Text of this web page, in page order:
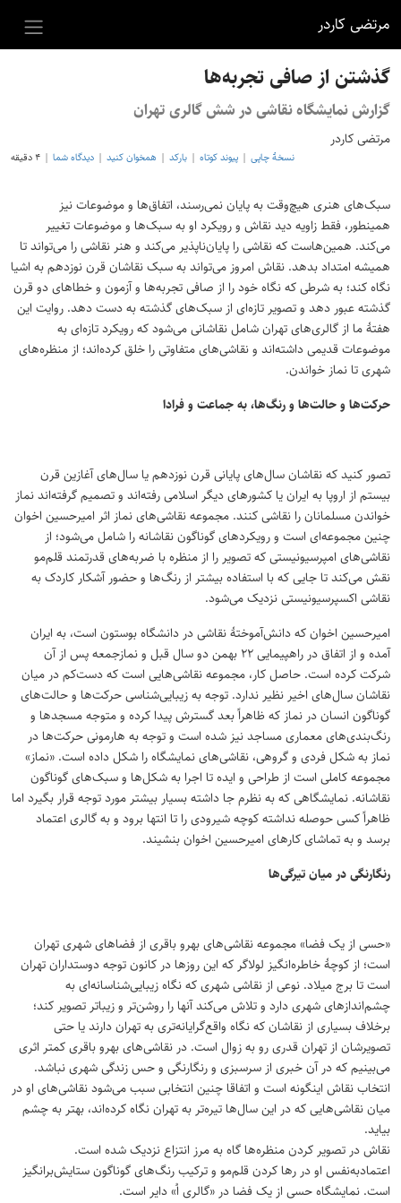
مرتضی کاردر
گذشتن از صافی تجربه‌ها
گزارش نمایشگاه نقاشی در شش گالری‌ تهران
مرتضی کاردر
نسخهٔ چاپی پیوند کوتاه بارکد همخوان کنید دیدگاه شما ۴ دقیقه
سبک‌های هنری هیچ‌وقت به پایان نمی‌رسند، اتفاق‌ها و موضوعات نیز
همینطور، فقط زاویه‌ دید نقاش و رویکرد او به سبک‌ها و موضوعات تغییر
می‌کند. همین‌هاست که نقاشی را پایان‌ناپذیر می‌کند و هنر نقاشی را می‌تواند تا
همیشه امتداد بدهد. نقاش امروز می‌تواند به سبک نقاشان قرن نوزدهم به اشیا
نگاه کند؛ به شرطی که نگاه خود را از صافی تجربه‌ها و آزمون و خطاهای دو قرن
گذشته عبور دهد و تصویر تازه‌ای از سبک‌های گذشته به‌ دست دهد. روایت این
هفتهٔ ما از گالری‌های تهران شامل نقاشانی می‌شود که رویکرد تازه‌ای به
موضوعات قدیمی داشته‌اند و نقاشی‌های متفاوتی را خلق کرده‌اند؛ از منظره‌های
شهری تا نماز خواندن.
حرکت‌ها و حالت‌ها و رنگ‌ها، به جماعت و فرادا
تصور کنید که نقاشان سال‌های پایانی قرن نوزدهم یا سال‌های آغازین قرن
بیستم از اروپا به ایران یا کشورهای دیگر اسلامی رفته‌اند و تصمیم گرفته‌اند نماز
خواندن مسلمانان را نقاشی کنند. مجموعه نقاشی‌های نماز اثر امیرحسین اخوان
چنین مجموعه‌ای است و رویکردهای گوناگون نقاشانه را شامل می‌شود؛ از
نقاشی‌های امپرسیونیستی که تصویر را از منظره با ضربه‌های قدرتمند قلم‌مو
نقش می‌کند تا جایی که با استفاده بیشتر از رنگ‌ها و حضور آشکار کاردک به
نقاشی اکسپرسیونیستی نزدیک می‌شود.
امیرحسین اخوان که دانش‌آموختهٔ نقاشی در دانشگاه بوستون است، به ایران
آمده و از اتفاق در راهپیمایی ۲۲ بهمن دو سال قبل و نمازجمعه پس از آن
شرکت کرده است. حاصل کار، مجموعه نقاشی‌هایی است که دست‌کم در میان
نقاشان سال‌های اخیر نظیر ندارد. توجه به زیبایی‌شناسی حرکت‌ها و حالت‌های
گوناگون انسان در نماز که ظاهراً بعد گسترش پیدا کرده و متوجه مسجدها و
رنگ‌بندی‌های معماری مساجد نیز شده است و توجه به هارمونی حرکت‌ها در
نماز به شکل فردی و گروهی، نقاشی‌های نمایشگاه را شکل داده است. «نماز»
مجموعه کاملی است از طراحی و ایده تا اجرا به شکل‌ها و سبک‌های گوناگون
نقاشانه. نمایشگاهی که به‌ نظرم جا داشته بسیار بیشتر مورد توجه قرار بگیرد اما
ظاهراً‌ کسی حوصله نداشته کوچه شیرودی را تا انتها برود و به گالری اعتماد
برسد و به تماشای کارهای امیرحسین اخوان بنشیند.
رنگارنگی در میان تیرگی‌ها
«حسی از یک فضا» مجموعه نقاشی‌های بهرو باقری از فضاهای شهری تهران
است؛ از کوچهٔ خاطره‌انگیز لولاگر که این روزها در کانون توجه دوستداران تهران
است تا برج میلاد. نوعی از نقاشی شهری که نگاه زیبایی‌شناسانه‌ای به
چشم‌اندازهای شهری دارد و تلاش می‌کند آنها را روشن‌تر و زیباتر تصویر کند؛
برخلاف بسیاری از نقاشان که نگاه واقع‌گرایانه‌تری به تهران دارند یا حتی
تصویرشان از تهران قدری رو به زوال است. در نقاشی‌های بهرو باقری کمتر اثری
می‌بینیم که در آن خبری از سرسبزی و رنگارنگی و حس زندگی شهری نباشد.
انتخاب نقاش اینگونه است و اتفاقا چنین انتخابی سبب می‌شود نقاشی‌های او در
میان نقاشی‌هایی که در این سال‌ها تیره‌تر به تهران نگاه کرده‌اند، بهتر به چشم
بیاید.
نقاش در تصویر کردن منظره‌ها گاه به مرز انتزاع نزدیک شده است.
اعتمادبه‌نفس او در رها کردن قلم‌مو و ترکیب رنگ‌های گوناگون ستایش‌برانگیز
است. نمایشگاه حسی از یک فضا در «گالری اُ» دایر است.